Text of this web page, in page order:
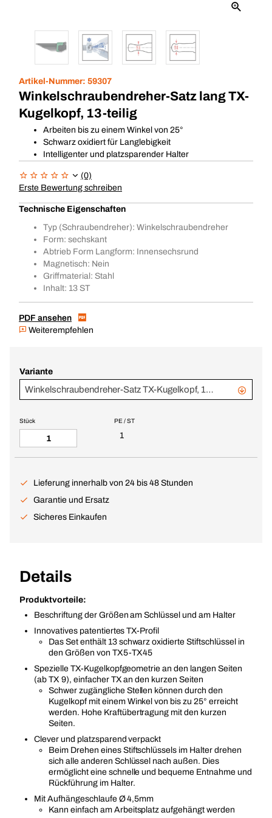
Artikel-Nummer: 59307
Winkelschraubendreher-Satz lang TX-
Kugelkopf, 13-teilig
Arbeiten bis zu einem Winkel von 25°
Schwarz oxidiert für Langlebigkeit
Intelligenter und platzsparender Halter
(0)
Erste Bewertung schreiben
Technische Eigenschaften
Typ (Schraubendreher): Winkelschraubendreher
Form: sechskant
Abtrieb Form Langform: Innensechsrund
Magnetisch: Nein
Griffmaterial: Stahl
Inhalt: 13 ST
PDF ansehen
Weiterempfehlen
Variante
Winkelschraubendreher-Satz TX-Kugelkopf, 13-teilig
PE / ST
1
Stück
Lieferung innerhalb von 24 bis 48 Stunden
Garantie und Ersatz
Sicheres Einkaufen
Details
Produktvorteile:
Beschriftung der Größen am Schlüssel und am Halter
Innovatives patentiertes TX-Profil
Das Set enthält 13 schwarz oxidierte Stiftschlüssel in
den Größen von TX5-TX45
Spezielle TX-Kugelkopfgeometrie an den langen Seiten
(ab TX 9), einfacher TX an den kurzen Seiten
Schwer zugängliche Stellen können durch den
Kugelkopf mit einem Winkel von bis zu 25° erreicht
werden. Hohe Kraftübertragung mit den kurzen
Seiten.
Clever und platzsparend verpackt
Beim Drehen eines Stiftschlüssels im Halter drehen
sich alle anderen Schlüssel nach außen. Dies
ermöglicht eine schnelle und bequeme Entnahme und
Rückführung im Halter.
Mit Aufhängeschlaufe Ø 4,5mm
Kann einfach am Arbeitsplatz aufgehängt werden